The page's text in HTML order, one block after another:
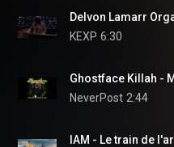
KEXP 6:30
Ghostface Killah -
NeverPost 2:44
IAM - Le train de